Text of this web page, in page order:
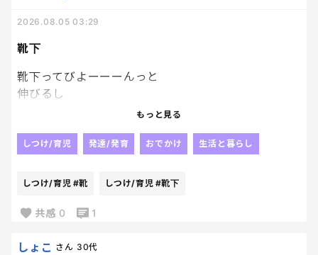
靴下
2026.08.05 03:29
靴下ってびよーーーんっと
伸びるし
気づきにくいんだけど、
かかとの位置が
末子お気に入りの靴下だったから
考えもせず
もっと見る
しつけ/育児 発達/発育 おでかけ 生活と暮らし
しつけ/育児 #靴 しつけ/育児 #靴下
共感 0 1
しょこ さん 30代